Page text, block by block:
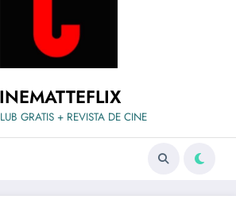
GRATIS + REVISTA DE CINE